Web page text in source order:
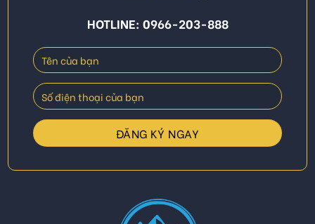
HOTLINE: 0966-203-888